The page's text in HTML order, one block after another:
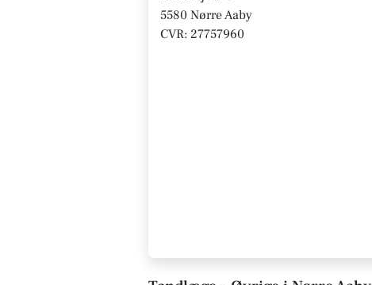
5580 Nørre Aaby
CVR: 27757960